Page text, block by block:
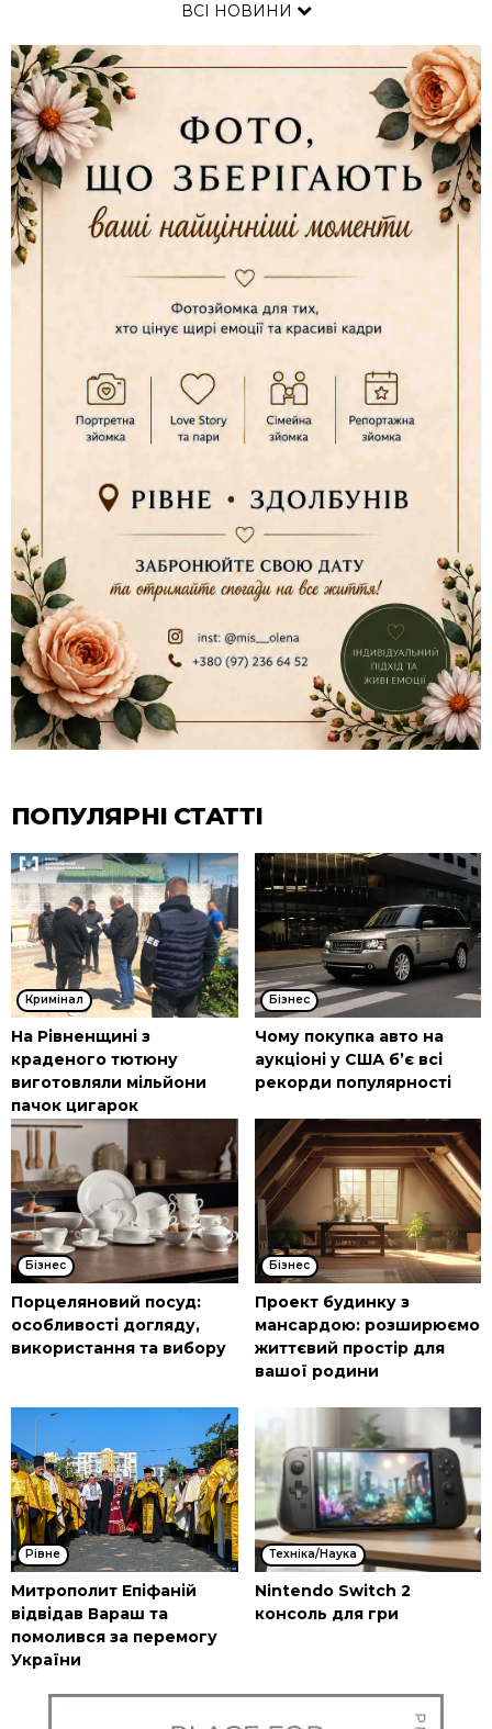
ВСІ НОВИНИ
ПОПУЛЯРНІ СТАТТІ
Кримінал
На Рівненщині з
краденого тютюну
виготовляли мільйони
пачок цигарок
Бізнес
Чому покупка авто на
аукціоні у США б’є всі
рекорди популярності
Бізнес
Порцеляновий посуд:
особливості догляду,
використання та вибору
Бізнес
Проект будинку з
мансардою: розширюємо
життєвий простір для
вашої родини
Рівне
Митрополит Епіфаній
відвідав Вараш та
помолився за перемогу
України
Техніка/Наука
Nintendo Switch 2
консоль для гри